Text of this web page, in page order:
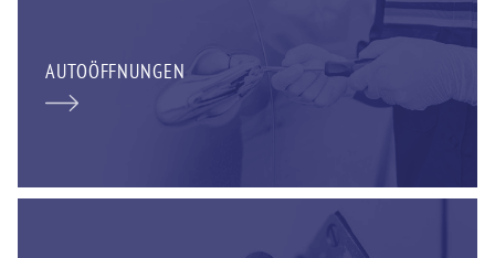
AUTOÖFFNUNGEN